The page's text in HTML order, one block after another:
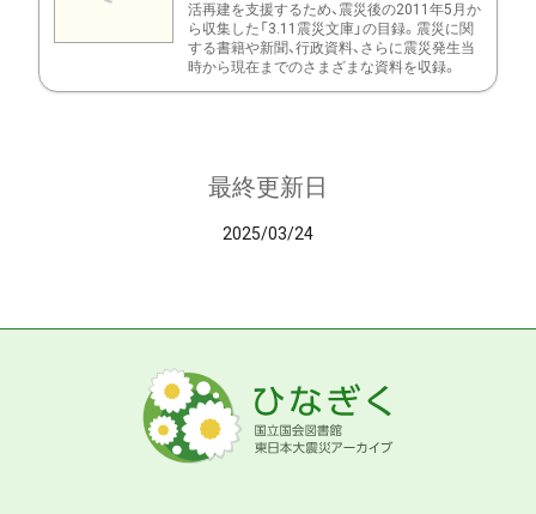
活再建を支援するため、震災後の2011年5月か
ら収集した「3.11震災文庫」の目録。震災に関
する書籍や新聞、行政資料、さらに震災発生当
時から現在までのさまざまな資料を収録。
最終更新日
2025/03/24